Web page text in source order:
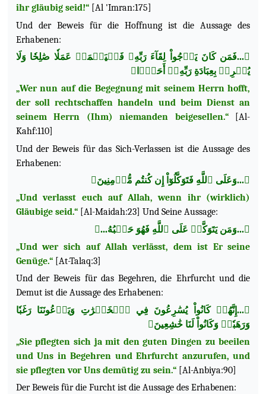
ihr gläubig seid!“[Al 'Imran:175]
Und der Beweis für die Hoffnung ist die Aussage des
Erhabenen:
﴿...فَمَن كَانَ يَرۡجُواْ لِقَآءَ رَبِّهِۦ فَلۡيَعۡمَلۡ عَمَلٗا صَٰلِحٗا وَلَا
يُشۡرِكۡ بِعِبَادَةِ رَبِّهِۦٓ أَحَدَۢا﴾
„Wer nun auf die Begegnung mit seinem Herrn hofft,
der soll rechtschaffen handeln und beim Dienst an
seinem Herrn (Ihm) niemanden beigesellen.“[Al-
Kahf:110]
Und der Beweis für das Sich-Verlassen ist die Aussage des
Erhabenen:
﴿...وَعَلَى ٱللَّهِ فَتَوَكَّلُوٓاْ إِن كُنتُم مُّؤۡمِنِينَ﴾
„Und verlasst euch auf Allah, wenn ihr (wirklich)
Gläubige seid.“[Al-Maidah:23] Und Seine Aussage:
﴿...وَمَن يَتَوَكَّلۡ عَلَى ٱللَّهِ فَهُوَ حَسۡبُهُ...﴾
„Und wer sich auf Allah verlässt, dem ist Er seine
Genüge.“[At-Talaq:3]
Und der Beweis für das Begehren, die Ehrfurcht und die
Demut ist die Aussage des Erhabenen:
﴿...إِنَّهُمۡ كَانُواْ يُسَٰرِعُونَ فِي ٱلۡخَيۡرَٰتِ وَيَدۡعُونَنَا رَغَبٗا
وَرَهَبٗاۖ وَكَانُواْ لَنَا خَٰشِعِينَ﴾
„Sie pflegten sich ja mit den guten Dingen zu beeilen
und Uns in Begehren und Ehrfurcht anzurufen, und
sie pflegten vor Uns demütig zu sein.“[Al-Anbiya:90]
Der Beweis für die Furcht ist die Aussage des Erhabenen: